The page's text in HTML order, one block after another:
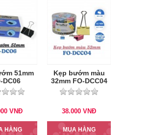
51mm
DC06
VNĐ
HÀNG
Kẹp bướm màu
32mm FO-DCC04
38.000 VNĐ
MUA HÀNG